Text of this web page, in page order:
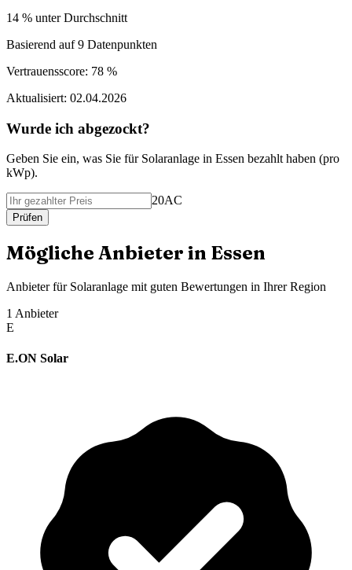
14 % unter Durchschnitt
Basierend auf9 Datenpunkten
Vertrauensscore: 78 %
Aktualisiert: 02.04.2026
Wurde ich abgezockt?
Geben Sie ein, was Sie für Solaranlage in Essen bezahlt haben (pro
kWp).
20AC
Prüfen
Mögliche Anbieter in Essen
Anbieter für Solaranlage mit guten Bewertungen in Ihrer Region
1 Anbieter
E
E.ON Solar